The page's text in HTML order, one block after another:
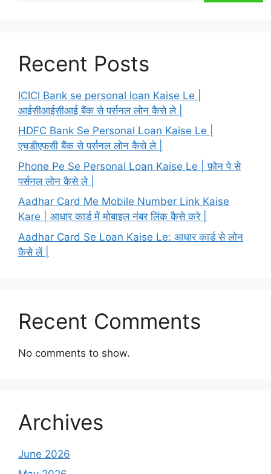
Recent Posts
ICICI Bank se personal loan Kaise Le |
आईसीआईसीआई बैंक से पर्सनल लोन कैसे ले |
HDFC Bank Se Personal Loan Kaise Le |
एचडीएफसी बैंक से पर्सनल लोन कैसे ले |
Phone Pe Se Personal Loan Kaise Le | फ़ोन पे से
पर्सनल लोन कैसे ले |
Aadhar Card Me Mobile Number Link Kaise
Kare | आधार कार्ड में मोबाइल नंबर लिंक कैसे करे |
Aadhar Card Se Loan Kaise Le: आधार कार्ड से लोन
कैसे लें |
Recent Comments
No comments to show.
Archives
June 2026